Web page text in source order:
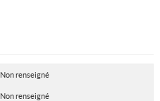
Non renseigné
Non renseigné